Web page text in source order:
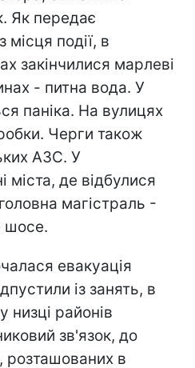
Як передає
події, в
закінчилися марлеві
- питна вода. У
паніка. На вулицях
Черги також
АЗС. У
міста, де відбулися
магістраль -
шосе.
евакуація
із занять, в
низці районів
зв'язок, до
розташованих в